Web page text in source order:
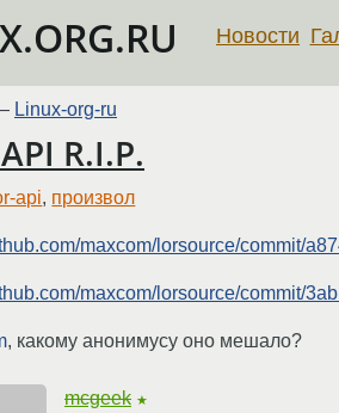
Новости
Linux-org-ru
R.I.P.
api, произвол
maxcom/lorsource/commit/
maxcom/lorsource/commit/
, какому анонимусу оно мешало?
mcgeek ★